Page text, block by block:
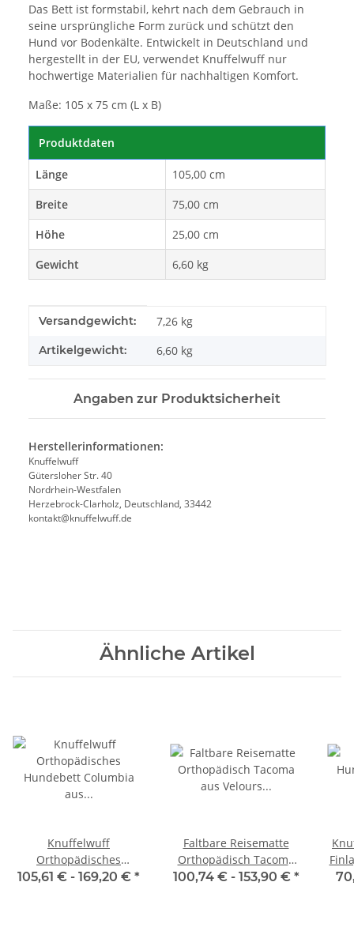
Das Bett ist formstabil, kehrt nach dem Gebrauch in
seine ursprüngliche Form zurück und schützt den
Hund vor Bodenkälte. Entwickelt in Deutschland und
hergestellt in der EU, verwendet Knuffelwuff nur
hochwertige Materialien für nachhaltigen Komfort.
Maße: 105 x 75 cm (L x B)
Produktdaten
Länge
105,00 cm
Breite
75,00 cm
Höhe
25,00 cm
Gewicht
6,60 kg
Produkteigenschaft
Wert
Versandgewicht: 7,26 kg
Artikelgewicht: 6,60 kg
Angaben zur Produktsicherheit
Herstellerinformationen:
Knuffelwuff
Gütersloher Str. 40
Nordrhein-Westfalen
Herzebrock-Clarholz, Deutschland, 33442
kontakt@knuffelwuff.de
Ähnliche Artikel
Knuffelwuff
Orthopädisches
Hundebett Columbia
105,61 € - 169,20 € *
Faltbare Reisematte
Orthopädisch Tacoma
aus Velours mit
100,74 € - 153,90 € *